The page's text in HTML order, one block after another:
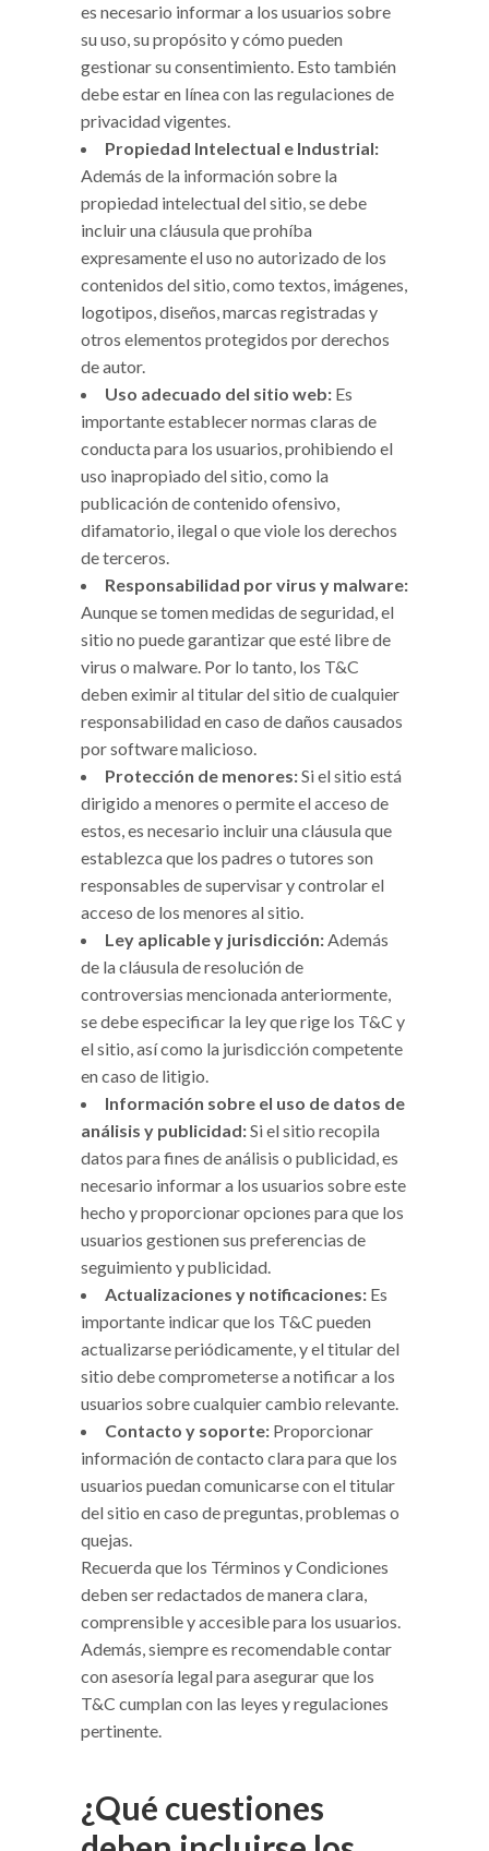
es necesario informar a los usuarios sobre
su uso, su propósito y cómo pueden
gestionar su consentimiento. Esto también
debe estar en línea con las regulaciones de
privacidad vigentes.
Propiedad Intelectual e Industrial:
Además de la información sobre la
propiedad intelectual del sitio, se debe
incluir una cláusula que prohíba
expresamente el uso no autorizado de los
contenidos del sitio, como textos, imágenes,
logotipos, diseños, marcas registradas y
otros elementos protegidos por derechos
de autor.
Uso adecuado del sitio web: Es
importante establecer normas claras de
conducta para los usuarios, prohibiendo el
uso inapropiado del sitio, como la
publicación de contenido ofensivo,
difamatorio, ilegal o que viole los derechos
de terceros.
Responsabilidad por virus y malware:
Aunque se tomen medidas de seguridad, el
sitio no puede garantizar que esté libre de
virus o malware. Por lo tanto, los T&C
deben eximir al titular del sitio de cualquier
responsabilidad en caso de daños causados
por software malicioso.
Protección de menores:Si el sitio está
dirigido a menores o permite el acceso de
estos, es necesario incluir una cláusula que
establezca que los padres o tutores son
responsables de supervisar y controlar el
acceso de los menores al sitio.
Ley aplicable y jurisdicción:Además
de la cláusula de resolución de
controversias mencionada anteriormente,
se debe especificar la ley que rige los T&C y
el sitio, así como la jurisdicción competente
en caso de litigio.
Información sobre el uso de datos de
análisis y publicidad:Si el sitio recopila
datos para fines de análisis o publicidad, es
necesario informar a los usuarios sobre este
hecho y proporcionar opciones para que los
usuarios gestionen sus preferencias de
seguimiento y publicidad.
Actualizaciones y notificaciones: Es
importante indicar que los T&C pueden
actualizarse periódicamente, y el titular del
sitio debe comprometerse a notificar a los
usuarios sobre cualquier cambio relevante.
Contacto y soporte: Proporcionar
información de contacto clara para que los
usuarios puedan comunicarse con el titular
del sitio en caso de preguntas, problemas o
quejas.
Recuerda que los Términos y Condiciones
deben ser redactados de manera clara,
comprensible y accesible para los usuarios.
Además, siempre es recomendable contar
con asesoría legal para asegurar que los
T&C cumplan con las leyes y regulaciones
pertinente.
¿Qué cuestiones